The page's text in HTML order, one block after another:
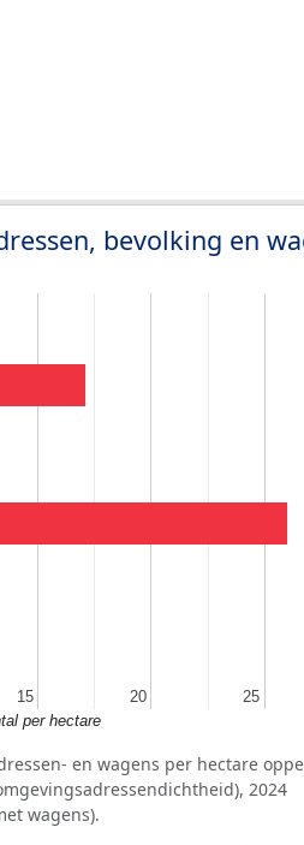
bevolking en
15
15 20
20 25
25
per hectare
en wagens per hectare
2024
wagens).